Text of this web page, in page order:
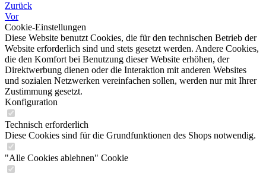
Zurück
Vor
Cookie-Einstellungen
Diese Website benutzt Cookies, die für den technischen Betrieb der
Website erforderlich sind und stets gesetzt werden. Andere Cookies,
die den Komfort bei Benutzung dieser Website erhöhen, der
Direktwerbung dienen oder die Interaktion mit anderen Websites
und sozialen Netzwerken vereinfachen sollen, werden nur mit Ihrer
Zustimmung gesetzt.
Konfiguration
Technisch erforderlich
Diese Cookies sind für die Grundfunktionen des Shops notwendig.
"Alle Cookies ablehnen" Cookie